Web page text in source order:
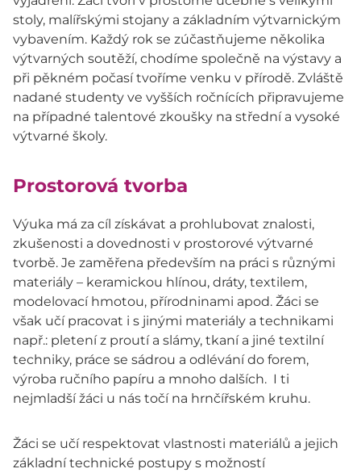
stoly, malířskými stojany a základním výtvarnickým
vybavením. Každý rok se zúčastňujeme několika
výtvarných soutěží, chodíme společně na výstavy a
při pěkném počasí tvoříme venku v přírodě. Zvláště
nadané studenty ve vyšších ročnících připravujeme
na případné talentové zkoušky na střední a vysoké
výtvarné školy.
Prostorová tvorba
Výuka má za cíl získávat a prohlubovat znalosti,
zkušenosti a dovednosti v prostorové výtvarné
tvorbě. Je zaměřena především na práci s různými
materiály – keramickou hlínou, dráty, textilem,
modelovací hmotou, přírodninami apod. Žáci se
však učí pracovat i s jinými materiály a technikami
např.: pletení z proutí a slámy, tkaní a jiné textilní
techniky, práce se sádrou a odlévání do forem,
výroba ručního papíru a mnoho dalších. I ti
nejmladší žáci u nás točí na hrnčířském kruhu.
Žáci se učí respektovat vlastnosti materiálů a jejich
základní technické postupy s možností